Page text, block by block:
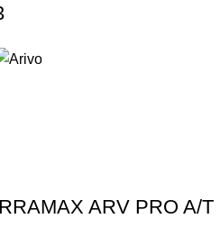
ARV PRO A/T